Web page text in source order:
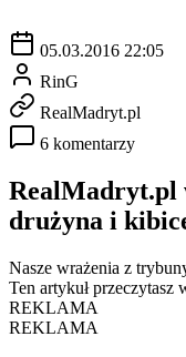
05.03.2016 22:05
RinG
RealMadryt.pl
6 komentarzy
RealMadryt.pl
drużyna i
Nasze wrażenia z
Ten artykuł przeczytasz
REKLAMA
REKLAMA